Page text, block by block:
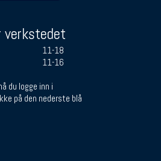
verkstedet
11-18
11-16
du logge inn i
på den nederste blå